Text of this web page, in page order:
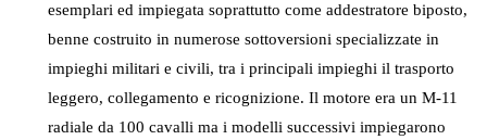
esemplari ed impiegata soprattutto come addestratore biposto,
benne costruito in numerose sottoversioni specializzate in
impieghi militari e civili, tra i principali impieghi il trasporto
leggero, collegamento e ricognizione. Il motore era un M-11
radiale da 100 cavalli ma i modelli successivi impiegarono